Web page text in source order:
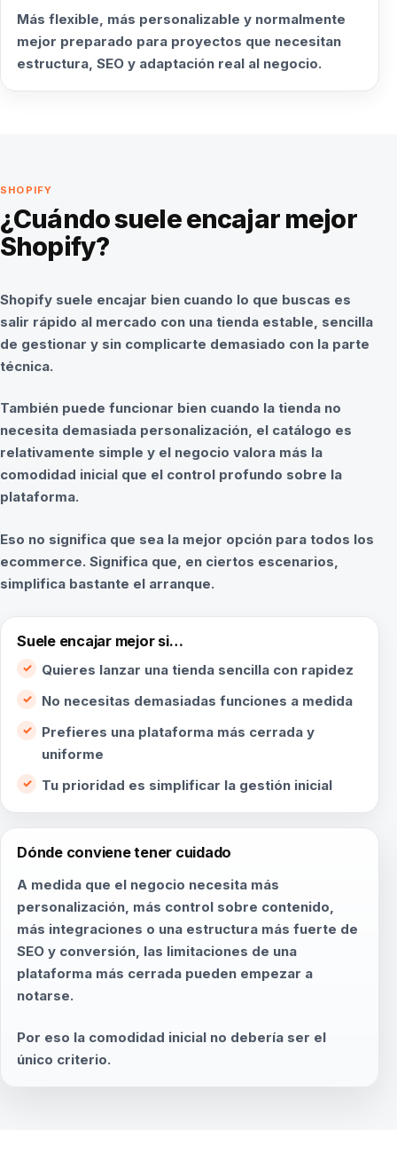
Más flexible, más personalizable y normalmente
mejor preparado para proyectos que necesitan
estructura, SEO y adaptación real al negocio.
SHOPIFY
¿Cuándo suele encajar mejor
Shopify?
Shopify suele encajar bien cuando lo que buscas es
salir rápido al mercado con una tienda estable, sencilla
de gestionar y sin complicarte demasiado con la parte
técnica.
También puede funcionar bien cuando la tienda no
necesita demasiada personalización, el catálogo es
relativamente simple y el negocio valora más la
comodidad inicial que el control profundo sobre la
plataforma.
Eso no significa que sea la mejor opción para todos los
ecommerce. Significa que, en ciertos escenarios,
simplifica bastante el arranque.
Suele encajar mejor si…
Quieres lanzar una tienda sencilla con rapidez
No necesitas demasiadas funciones a medida
Prefieres una plataforma más cerrada y
uniforme
Tu prioridad es simplificar la gestión inicial
Dónde conviene tener cuidado
A medida que el negocio necesita más
personalización, más control sobre contenido,
más integraciones o una estructura más fuerte de
SEO y conversión, las limitaciones de una
plataforma más cerrada pueden empezar a
notarse.
Por eso la comodidad inicial no debería ser el
único criterio.